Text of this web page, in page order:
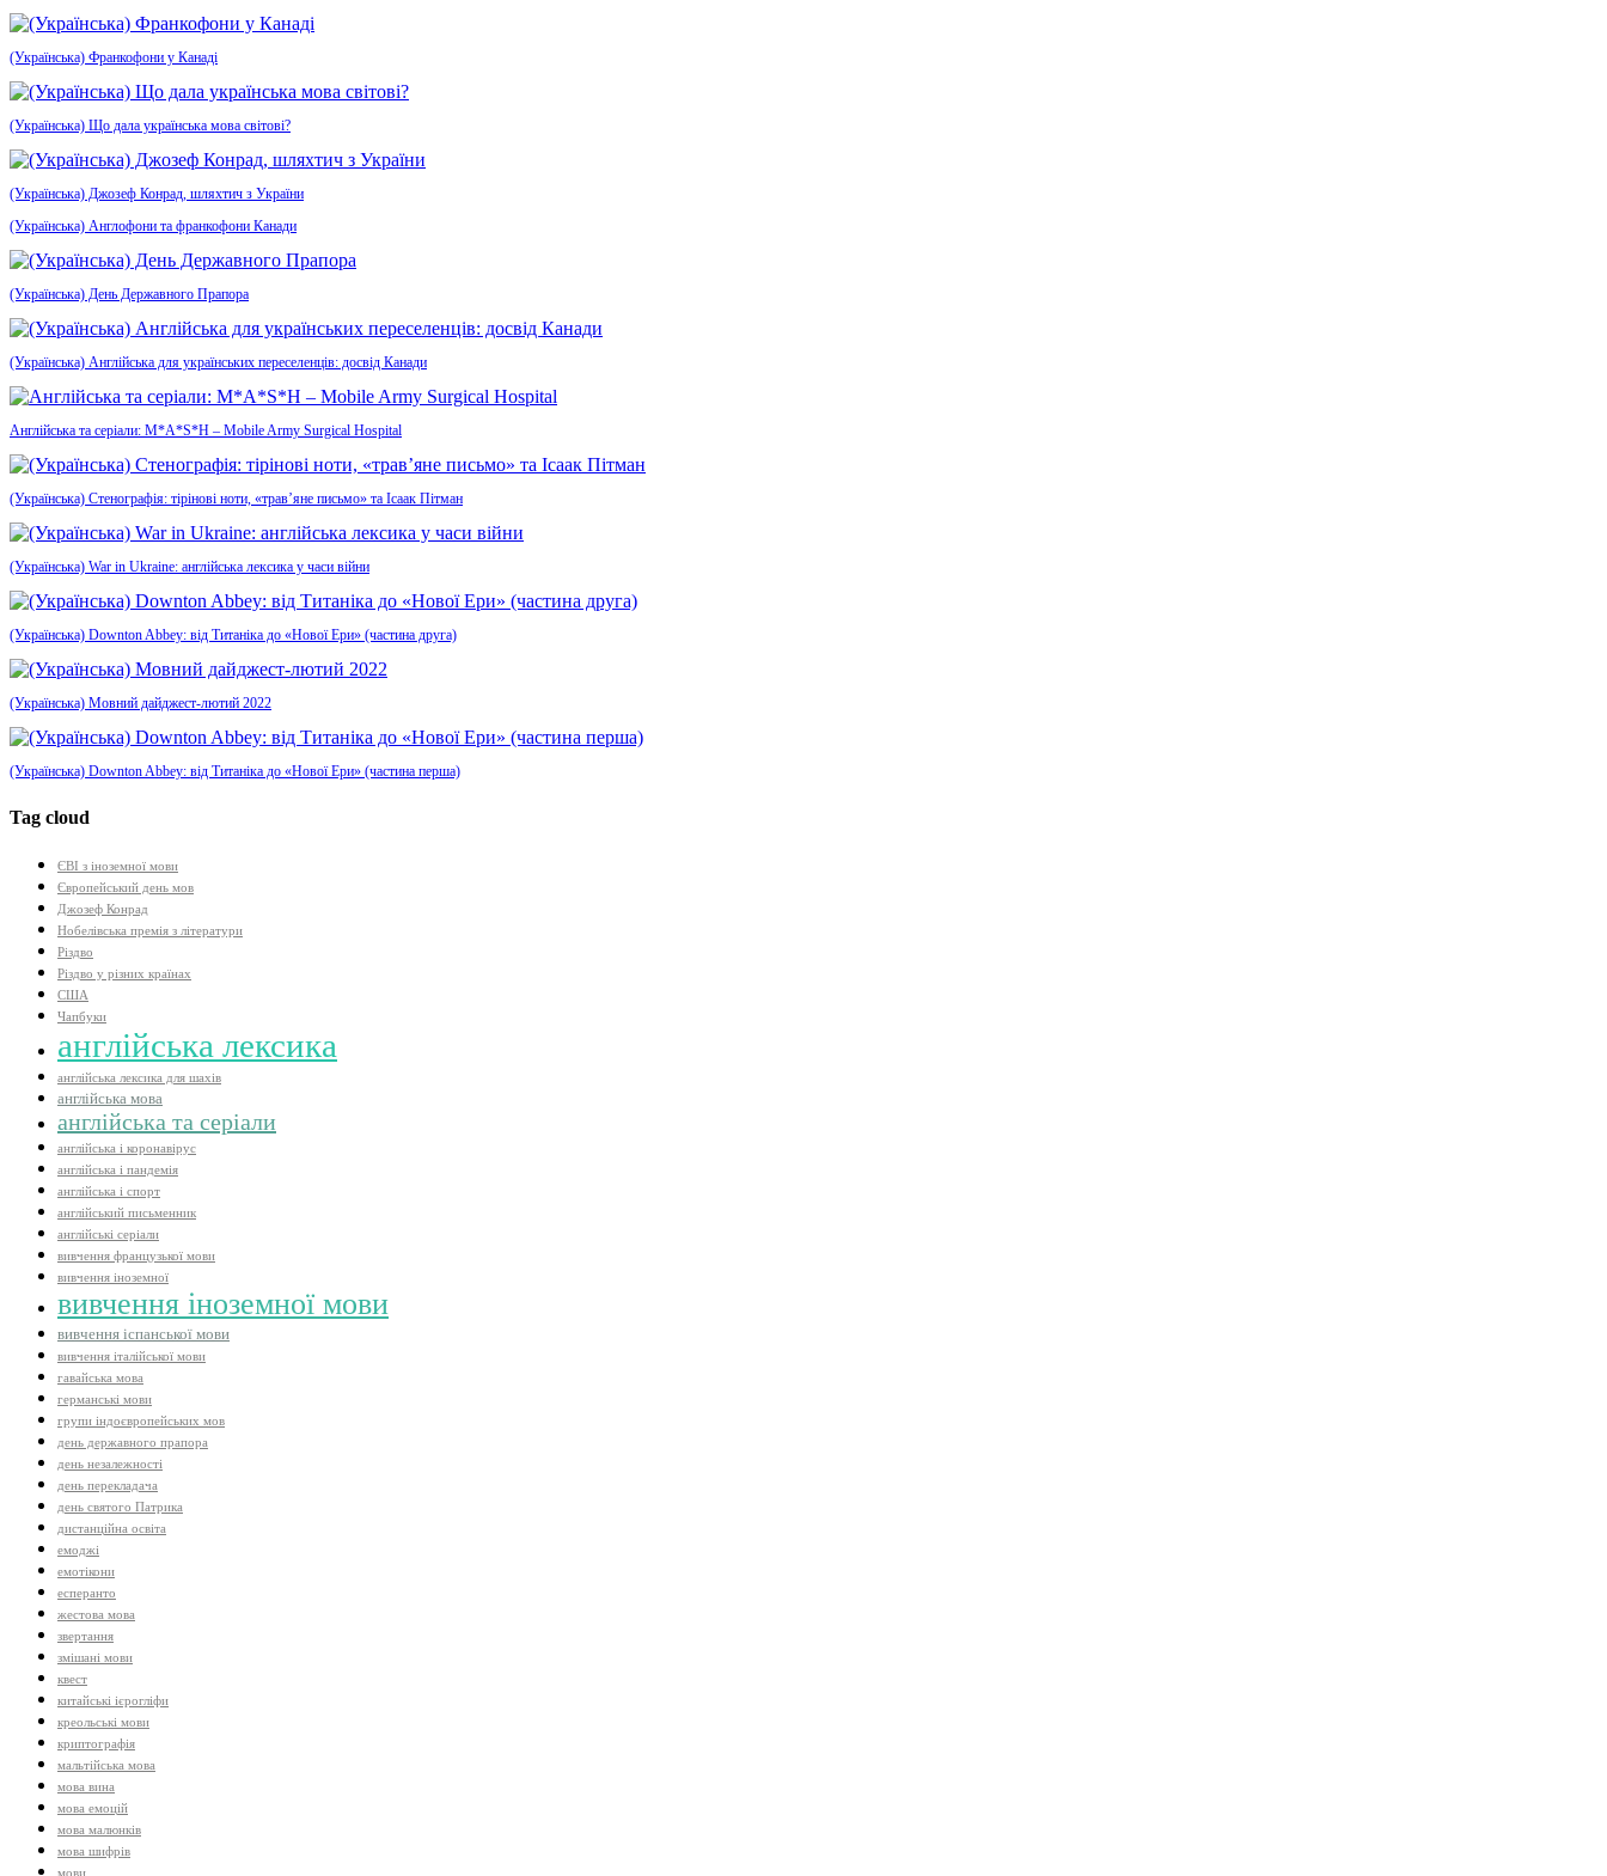
(Українська) Франкофони у Канаді
(Українська) Що дала українська мова світові?
(Українська) Джозеф Конрад, шляхтич з України
(Українська) Англофони та франкофони Канади
(Українська) День Державного Прапора
(Українська) Англійська для українських переселенців: досвід Канади
Англійська та серіали: M*A*S*H – Mobile Army Surgical Hospital
(Українська) Стенографія: тірінові ноти, «трав’яне письмо» та Ісаак Пітман
(Українська) War in Ukraine: англійська лексика у часи війни
(Українська) Downton Abbey: від Титаніка до «Нової Ери» (частина друга)
(Українська) Мовний дайджест-лютий 2022
(Українська) Downton Abbey: від Титаніка до «Нової Ери» (частина перша)
Tag cloud
ЄВІ з іноземної мови
Європейський день мов
Джозеф Конрад
Нобелівська премія з літератури
Різдво
Різдво у різних країнах
США
Чапбуки
англійська лексика
англійська лексика для шахів
англійська мова
англійська та серіали
англійська і коронавірус
англійська і пандемія
англійська і спорт
англійський письменник
англійські серіали
вивчення французької мови
вивчення іноземної
вивчення іноземної мови
вивчення іспанської мови
вивчення італійської мови
гавайська мова
германські мови
групи індоєвропейських мов
день державного прапора
день незалежності
день перекладача
день святого Патрика
дистанційна освіта
емоджі
емотікони
есперанто
жестова мова
звертання
змішані мови
квест
китайські ієрогліфи
креольські мови
криптографія
мальтійська мова
мова вина
мова емоцій
мова малюнків
мова шифрів
мови